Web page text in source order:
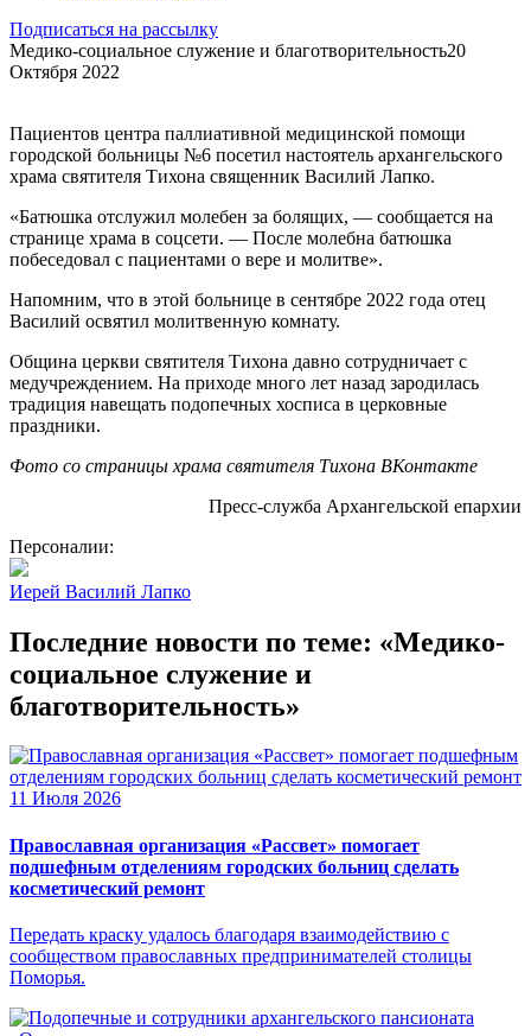
Подписаться на рассылку
Медико-социальное служение и благотворительность20
Октября 2022
Пациентов центра паллиативной медицинской помощи
городской больницы №6 посетил настоятель архангельского
храма святителя Тихона священник Василий Лапко.
«Батюшка отслужил молебен за болящих, — сообщается на
странице храма в соцсети. — После молебна батюшка
побеседовал с пациентами о вере и молитве».
Напомним, что в этой больнице в сентябре 2022 года отец
Василий освятил молитвенную комнату.
Община церкви святителя Тихона давно сотрудничает с
медучреждением. На приходе много лет назад зародилась
традиция навещать подопечных хосписа в церковные
праздники.
Фото со страницы храма святителя Тихона ВКонтакте
Пресс-служба Архангельской епархии
Персоналии:
Иерей Василий Лапко
Последние новости по теме: «Медико-
социальное служение и
благотворительность»
11 Июля 2026
Православная организация «Рассвет» помогает
подшефным отделениям городских больниц сделать
косметический ремонт
Передать краску удалось благодаря взаимодействию с
сообществом православных предпринимателей столицы
Поморья.